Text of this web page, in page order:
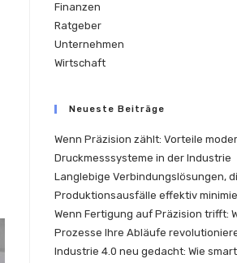
Finanzen
Ratgeber
Unternehmen
Wirtschaft
Neueste Beiträge
Wenn Präzision zählt: Vorteile
Druckmesssysteme in der Industrie
Langlebige Verbindungslösungen,
Produktionsausfälle effektiv
Wenn Fertigung auf Präzision trifft:
Prozesse Ihre Abläufe
Industrie 4.0 neu gedacht: Wie